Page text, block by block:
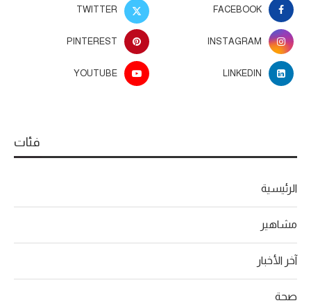
FACEBOOK
TWITTER
INSTAGRAM
PINTEREST
LINKEDIN
YOUTUBE
فئات
الرئيسية
مشاهير
آخر الأخبار
صحة